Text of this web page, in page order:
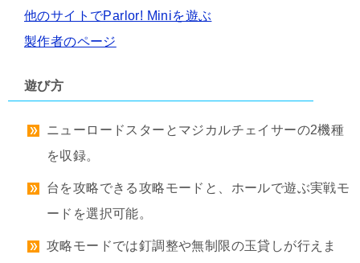
他のサイトでParlor! Miniを遊ぶ
製作者のページ
遊び方
ニューロードスターとマジカルチェイサーの2機種
を収録。
台を攻略できる攻略モードと、ホールで遊ぶ実戦モ
ードを選択可能。
攻略モードでは釘調整や無制限の玉貸しが行えま